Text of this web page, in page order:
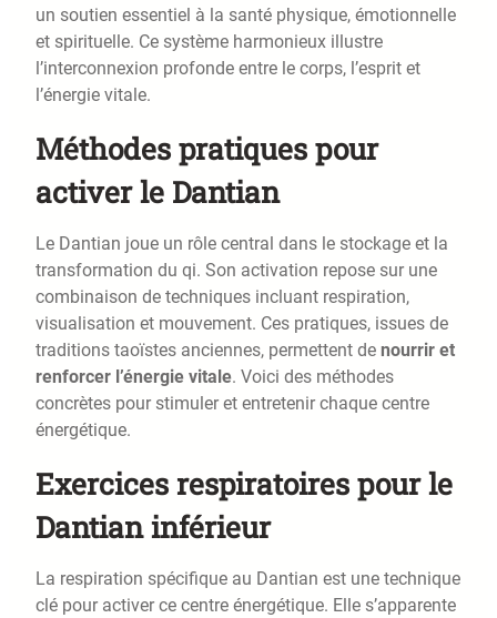
un soutien essentiel à la santé physique, émotionnelle
et spirituelle. Ce système harmonieux illustre
l’interconnexion profonde entre le corps, l’esprit et
l’énergie vitale.
Méthodes pratiques pour
activer le Dantian
Le Dantian joue un rôle central dans le stockage et la
transformation du qi. Son activation repose sur une
combinaison de techniques incluant respiration,
visualisation et mouvement. Ces pratiques, issues de
traditions taoïstes anciennes, permettent de nourrir et
renforcer l’énergie vitale. Voici des méthodes
concrètes pour stimuler et entretenir chaque centre
énergétique.
Exercices respiratoires pour le
Dantian inférieur
La respiration spécifique au Dantian est une technique
clé pour activer ce centre énergétique. Elle s’apparente